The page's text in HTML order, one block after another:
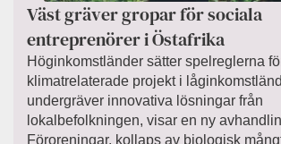
Väst gräver gropar för sociala
entreprenörer i Östafrika
Höginkomstländer sätter spelreglerna
klimatrelaterade projekt i
undergräver innovativa lösningar från
lokalbefolkningen, visar en ny
Föroreningar, kollaps av biologisk